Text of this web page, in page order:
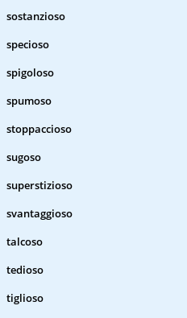
sostanzioso
specioso
spigoloso
spumoso
stoppaccioso
sugoso
superstizioso
svantaggioso
talcoso
tedioso
tiglioso